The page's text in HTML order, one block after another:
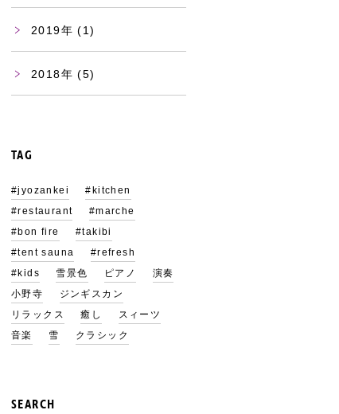
2019 (1)
2018 (5)
TAG
#jyozankei
#kitchen
#restaurant
#marche
#bon fire
#takibi
#tent sauna
#refresh
#kids
雪景色 ピアノ
演奏
小野寺
ジンギスカン
リラックス
癒し
スィーツ
音楽
雪 クラシック
SEARCH